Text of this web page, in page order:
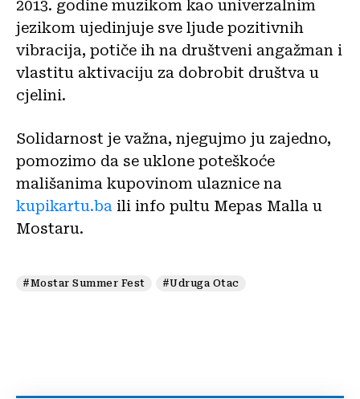
2013. godine muzikom kao univerzalnim
jezikom ujedinjuje sve ljude pozitivnih
vibracija, potiče ih na društveni angažman i
vlastitu aktivaciju za dobrobit društva u
cjelini.
Solidarnost je važna, njegujmo ju zajedno,
pomozimo da se uklone poteškoće
mališanima kupovinom ulaznice na
kupikartu.ba ili info pultu Mepas Malla u
Mostaru.
#Mostar Summer Fest #Udruga Otac